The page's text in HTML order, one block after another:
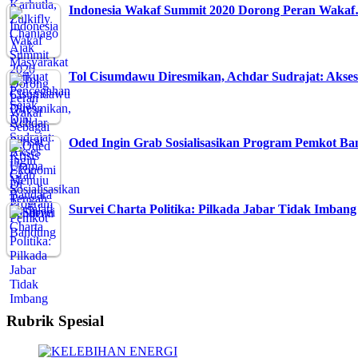
Indonesia Wakaf Summit 2020 Dorong Peran
Tol Cisumdawu Diresmikan, Achdar Sudrajat:
Oded Ingin Grab Sosialisasikan Program Pemkot
Survei Charta Politika: Pilkada Jabar Tidak Imbang
Rubrik Spesial